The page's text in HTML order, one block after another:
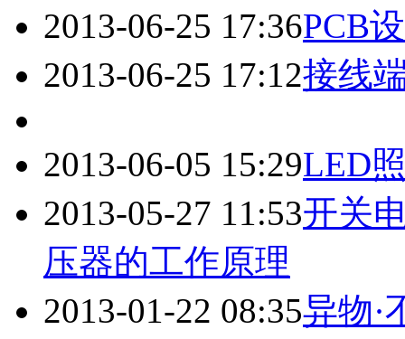
2013-06-25 17:36PCB
2013-06-25 17:12接线
2013-06-05 15:29LED
2013-05-27 11:53开关
压器的工作原理
2013-01-22 08:35异物·